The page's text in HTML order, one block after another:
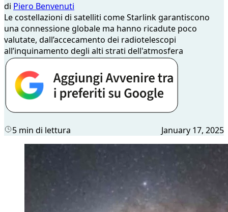
di Piero Benvenuti
Le costellazioni di satelliti come Starlink garantiscono
una connessione globale ma hanno ricadute poco
valutate, dall’accecamento dei radiotelescopi
all’inquinamento degli alti strati dell'atmosfera
5 min di lettura January 17, 2025